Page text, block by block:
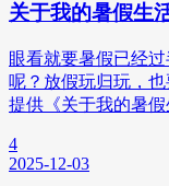
关于我的暑假生
眼看就要暑假已经
呢？放假玩归玩，
提供《关于我的暑假
4
2025-12-03